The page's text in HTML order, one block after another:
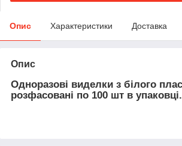
Опис Характеристики Доставка
Опис
Одноразові виделки з білого
розфасовані по 100 шт в упаковці.